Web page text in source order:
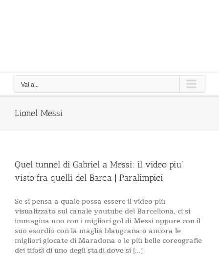
Vai a...
Lionel Messi
Quel tunnel di Gabriel a Messi: il video piu’
visto fra quelli del Barca | Paralimpici
Se si pensa a quale possa essere il video più
visualizzato sul canale youtube del Barcellona, ci si
immagina uno con i migliori gol di Messi oppure con il
suo esordio con la maglia blaugrana o ancora le
migliori giocate di Maradona o le più belle coreografie
dei tifosi di uno degli stadi dove si [...]